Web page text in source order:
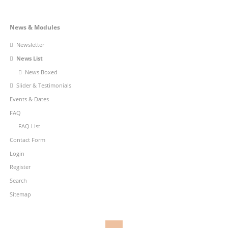
TO-
Navigation
News & Modules
Newsletter
News List
News Boxed
Slider & Testimonials
Events & Dates
FAQ
FAQ List
Contact Form
Login
Register
Search
Sitemap